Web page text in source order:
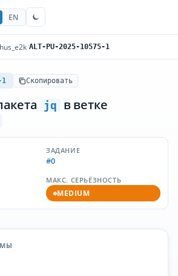
EN
/ALT-PU-2025-10575-1
1 Скопировать
jq в ветке
ЗАДАНИЕ
#0
МАКС. СЕРЬЁЗНОСТЬ
MEDIUM